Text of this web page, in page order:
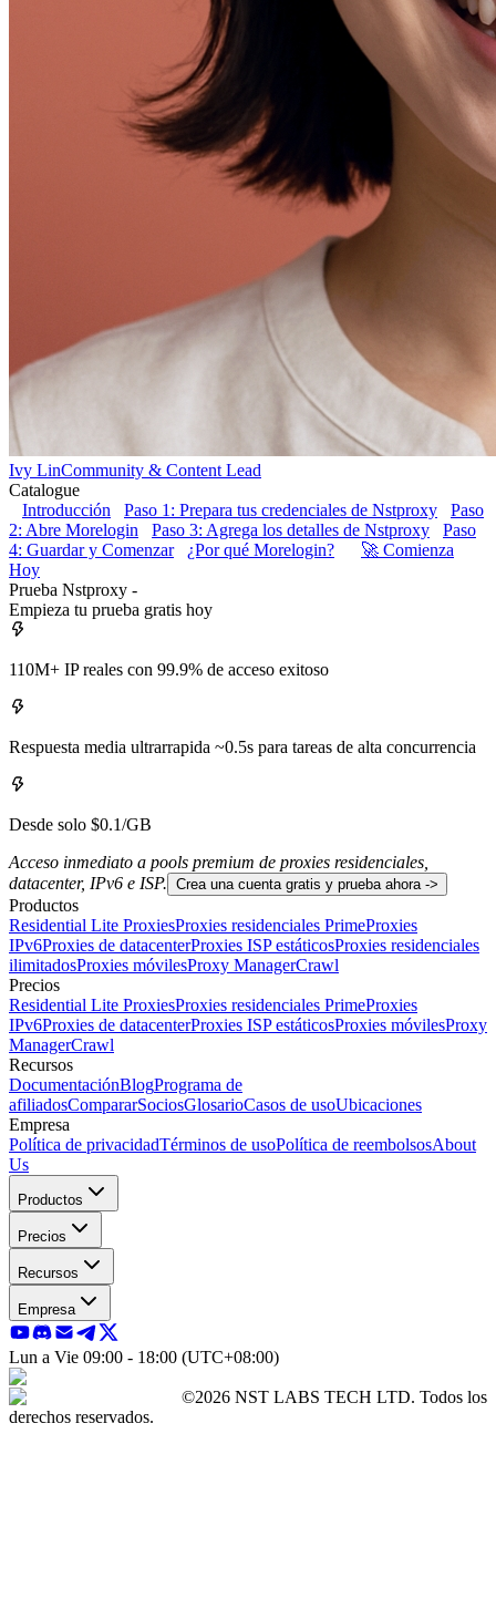
Ivy LinCommunity & Content Lead
Catalogue
Introducción
Paso 1: Prepara tus credenciales de Nstproxy
Paso
2: Abre Morelogin
Paso 3: Agrega los detalles de Nstproxy
Paso
4: Guardar y Comenzar
¿Por qué Morelogin?
🚀 Comienza
Hoy
Prueba Nstproxy -
Empieza tu prueba gratis hoy
110M+ IP reales con 99.9% de acceso exitoso
Respuesta media ultrarrapida ~0.5s para tareas de alta concurrencia
Desde solo $0.1/GB
Acceso inmediato a pools premium de proxies residenciales,
datacenter, IPv6 e ISP. Crea una cuenta gratis y prueba ahora ->
Productos
Residential Lite ProxiesProxies residenciales PrimeProxies
IPv6Proxies de datacenterProxies ISP estáticosProxies residenciales
ilimitadosProxies móvilesProxy ManagerCrawl
Precios
Residential Lite ProxiesProxies residenciales PrimeProxies
IPv6Proxies de datacenterProxies ISP estáticosProxies móvilesProxy
ManagerCrawl
Recursos
DocumentaciónBlogPrograma de
afiliadosCompararSociosGlosarioCasos de usoUbicaciones
Empresa
Política de privacidadTérminos de usoPolítica de reembolsosAbout
Us
Productos
Precios
Recursos
Empresa
Lun a Vie 09:00 - 18:00 (UTC+08:00)
©2026 NST LABS TECH LTD. Todos los
derechos reservados.